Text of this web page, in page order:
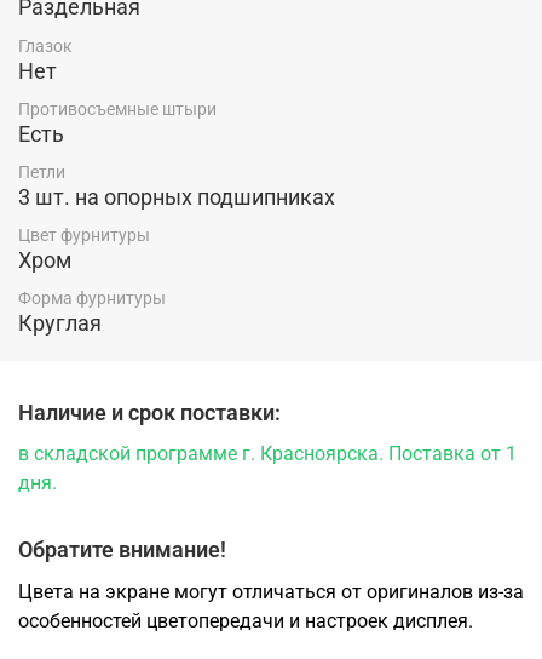
Раздельная
Глазок
Нет
Противосъемные штыри
Есть
Петли
3 шт. на опорных подшипниках
Цвет фурнитуры
Хром
Форма фурнитуры
Круглая
Наличие и срок поставки:
в складской программе г. Красноярска. Поставка от 1
дня.
Обратите внимание!
Цвета на экране могут отличаться от оригиналов из-за
особенностей цветопередачи и настроек дисплея.